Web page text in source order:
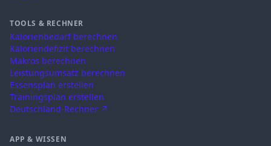
TOOLS & RECHNER
Kalorienbedarf berechnen
Kaloriendefizit berechnen
Makros berechnen
Leistungsumsatz berechnen
Essensplan erstellen
Trainingsplan erstellen
Deutschland-Rechner ↗
APP & WISSEN